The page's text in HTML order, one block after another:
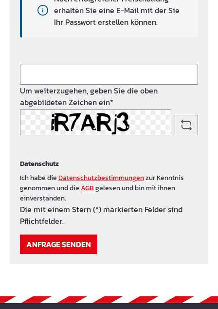
erhalten Sie eine E-Mail mit der Sie
Ihr Passwort erstellen können.
Um weiterzugehen, geben Sie die oben
abgebildeten Zeichen ein*
Datenschutz
Ich habe dieDatenschutzbestimmungenzur Kenntnis
genommen und dieAGBgelesen und bin mit ihnen
einverstanden.
Die mit einem Stern (*) markierten Felder sind
Pflichtfelder.
ANFRAGE SENDEN